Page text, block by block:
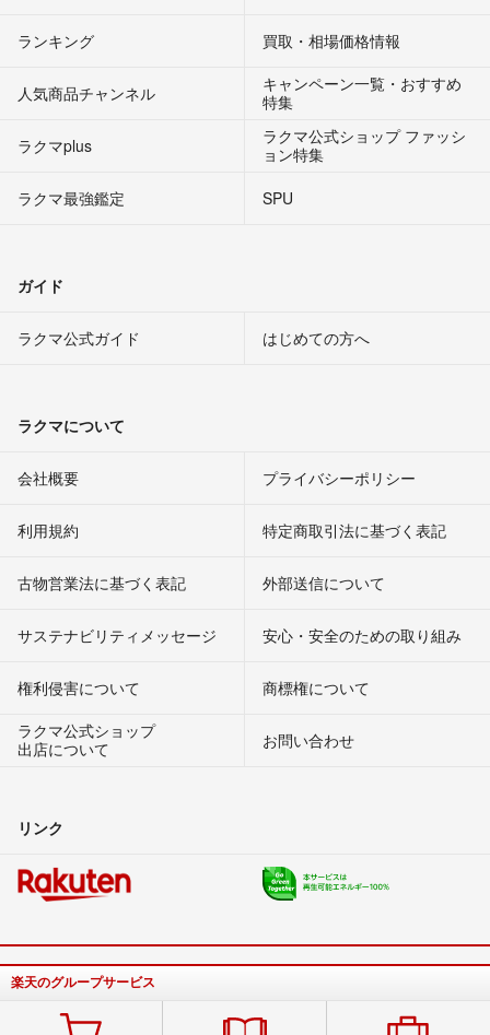
ランキング 買取・相場価格情報
人気商品チャンネル
キャンペーン一覧・おすすめ
特集
ラクマplus
ラクマ公式ショップ ファッシ
ョン特集
ラクマ最強鑑定
SPU
ガイド
ラクマ公式ガイド はじめての方へ
ラクマについて
会社概要 プライバシーポリシー
利用規約 特定商取引法に基づく表記
古物営業法に基づく表記 外部送信について
サステナビリティメッセージ 安心・安全のための取り組み
権利侵害について
商標権について
ラクマ公式ショップ
出店について
お問い合わせ
リンク
楽天のグループサービス